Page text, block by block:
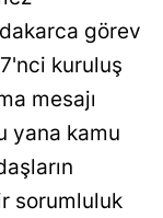
Aydın
Balıkesir
Bingöl
Bitlis
görev
kuruluş
mesajı
yana kamu
sorumluluk